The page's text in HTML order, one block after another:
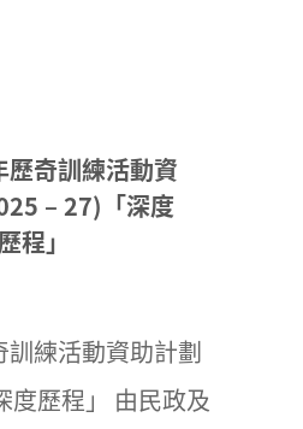
歷奇訓練活動資
– 27)「深度
程」
訓練活動資助計劃
度歷程」 由民政及